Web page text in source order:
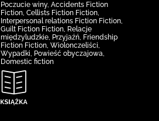
Poczucie winy, Accidents Fiction
Fiction, Cellists Fiction Fiction,
Interpersonal relations Fiction Fiction,
Guilt Fiction Fiction, Relacje
międzyludzkie, Przyjaźń, Friendship
Fiction Fiction, Wiolonczeliści,
Wypadki, Powieść obyczajowa,
Domestic fiction